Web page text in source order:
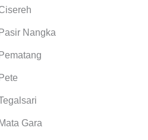
Nangka
Gara